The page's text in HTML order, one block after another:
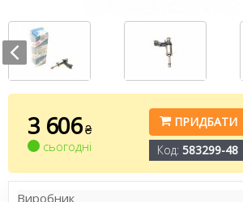
3 606 ₴
сьогодні
ПРИДБАТИ
Код: 583299-48
Виробник